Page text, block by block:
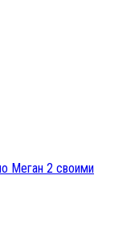
Меган 2 своими